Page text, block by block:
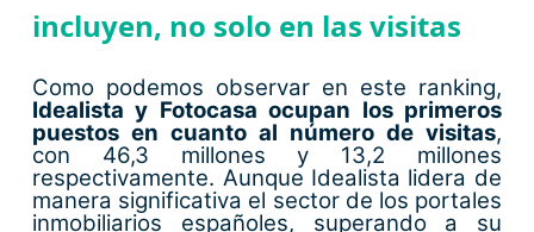
incluyen, no solo en las visitas
Como podemos observar en este ranking,
Idealista y Fotocasa ocupan los primeros
puestos en cuanto al número de visitas,
con 46,3 millones y 13,2 millones
respectivamente. Aunque Idealista lidera de
manera significativa el sector de los portales
inmobiliarios españoles, superando a su